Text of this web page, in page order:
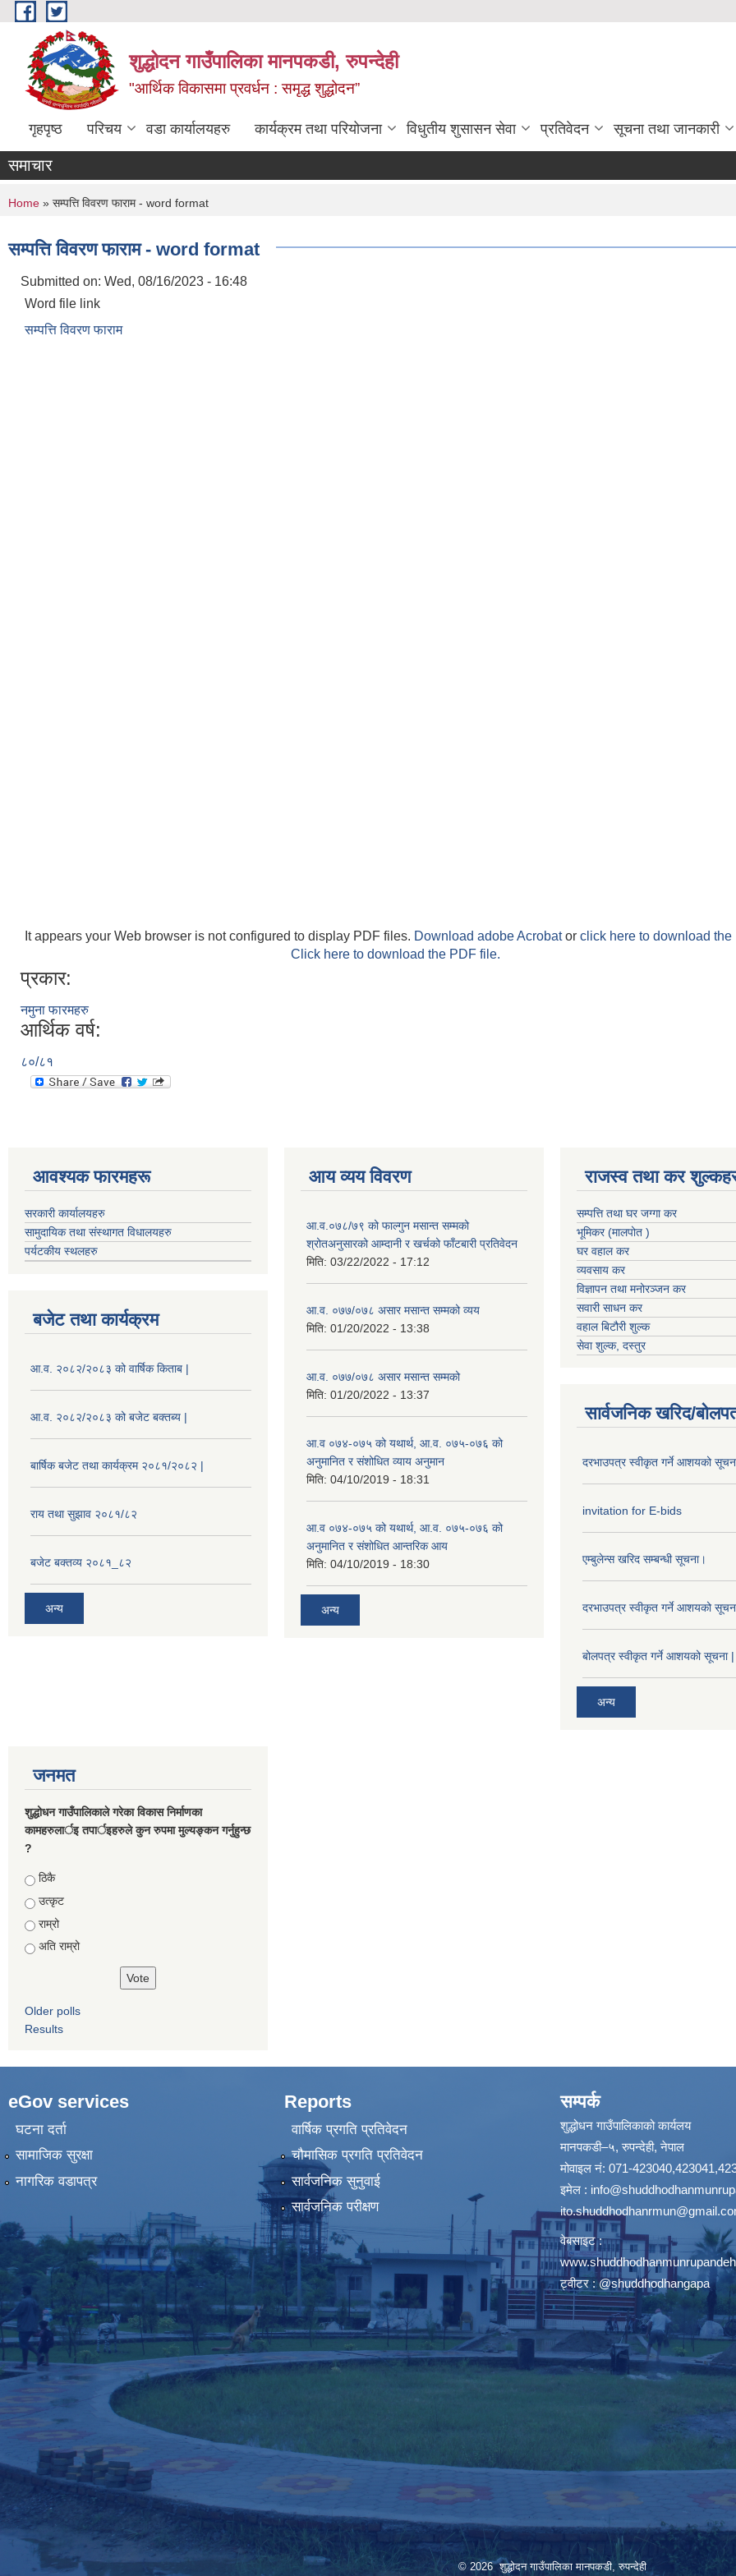
Skip to main content
शुद्धोदन गाउँपालिका मानपकडी, रुपन्देही
"आर्थिक विकासमा प्रवर्धन : समृद्ध शुद्धोदन”
गृहपृष्ठ परिचय वडा कार्यालयहरु कार्यक्रम तथा परियोजना विधुतीय शुसासन सेवा प्रतिवेदन सूचना तथा जानकारी
समाचार
You are here
Home » सम्पत्ति विवरण फाराम - word format
सम्पत्ति विवरण फाराम - word format
Submitted on: Wed, 08/16/2023 - 16:48
Word file link
सम्पत्ति विवरण फाराम
It appears your Web browser is not configured to display PDF files. Download adobe Acrobator click here to download the
Click here to download the PDF file.
प्रकार:
नमुना फारमहरु
आर्थिक वर्ष:
८०/८१
आवश्यक फारमहरू
सरकारी कार्यालयहरु
सामुदायिक तथा संस्थागत विधालयहरु
पर्यटकीय स्थलहरु
बजेट तथा कार्यक्रम
आ.व. २०८२/२०८३ को वार्षिक किताब |
आ.व. २०८२/२०८३ को बजेट बक्तब्य |
बार्षिक बजेट तथा कार्यक्रम २०८१/२०८२ |
राय तथा सुझाव २०८१/८२
बजेट बक्तव्य २०८१_८२
अन्य
आय व्यय विवरण
आ.व.०७८/७९ को फाल्गुन मसान्त सम्मको
श्रोतअनुसारको आम्दानी र खर्चको फाँटबारी प्रतिवेदन
मिति: 03/22/2022 - 17:12
आ.व. ०७७/०७८ असार मसान्त सम्मको व्यय
मिति: 01/20/2022 - 13:38
आ.व. ०७७/०७८ असार मसान्त सम्मको
मिति: 01/20/2022 - 13:37
आ.व ०७४-०७५ को यथार्थ, आ.व. ०७५-०७६ को
अनुमानित र संशोधित व्याय अनुमान
मिति: 04/10/2019 - 18:31
आ.व ०७४-०७५ को यथार्थ, आ.व. ०७५-०७६ को
अनुमानित र संशोधित आन्तरिक आय
मिति: 04/10/2019 - 18:30
अन्य
राजस्व तथा कर
सम्पत्ति तथा घर जग्गा कर
भूमिकर (मालपोत )
घर वहाल कर
व्यवसाय कर
विज्ञापन तथा मनोरञ्जन कर
सवारी साधन कर
वहाल बिटौरी शुल्क
सेवा शुल्क, दस्तुर
सार्वजनिक खरिद/
दरभाउपत्र स्वीकृत गर्ने आशयको
invitation for E-bids
एम्बुलेन्स खरिद सम्बन्धी सूचना।
दरभाउपत्र स्वीकृत गर्ने आशयको
बोलपत्र स्वीकृत गर्ने आशयको सूचना |
अन्य
जनमत
शुद्धोधन गाउँपालिकाले गरेका विकास निर्माणका
कामहरुलार्इ तपार्इहरुले कुन रुपमा मुल्यङ्कन गर्नुहुन्छ
?
Choices
ठिकै
उत्कृट
राम्रो
अति राम्रो
Older polls
Results
eGov services
घटना दर्ता
सामाजिक सुरक्षा
नागरिक वडापत्र
Reports
वार्षिक प्रगति प्रतिवेदन
चौमासिक प्रगति प्रतिवेदन
सार्वजनिक सुनुवाई
सार्वजनिक परीक्षण
सम्पर्क
शुद्धोधन गाउँपालिकाको कार्यलय
मानपकडी–५, रुपन्देही, नेपाल
मोवाइल नं: 071-
इमेल :
वेबसाइट :
ट्वीटर : @shuddhodhangapa
© 2026 शुद्धोदन गाउँपालिका मानपकडी, रुपन्देही